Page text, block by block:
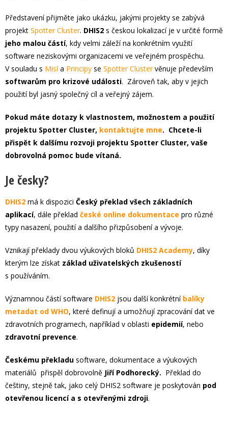
Představení přijměte jako ukázku, jakými projekty se zabývá
projekt Spotter Cluster. DHIS2 s českou lokalizací je v určité formě
jeho malou částí, kdy velmi záleží na konkrétním využití
software neziskovými organizacemi ve veřejném prospěchu.
V souladu s Misía Principy se Spotter Clustervěnuje především
softwarům pro krizové události. Zároveň tak, aby v jejich
použití byl jasný společný cíl a veřejný zájem.
Pokud máte dotazy k vlastnostem, možnostem a použití
projektu Spotter Cluster, kontaktujte mne. Chcete-li
přispět k dalšímu rozvoji projektu Spotter Cluster, vaše
dobrovolná pomoc bude vítaná.
Je česky?
DHIS2 má k dispozici Český překlad všech základních
aplikací, dále překlad české online dokumentace pro různé
typy nasazení, použití a dalšího přizpůsobení a vývoje.
Vznikají překlady dvou výukových bloků DHIS2 Academy, díky
kterým lze získat základ uživatelských zkušeností
s používáním.
Významnou částí software DHIS2 jsou další konkrétní balíky
metadat od WHO, které definují a umožňují zpracování dat ve
zdravotních programech, například v oblasti epidemií, nebo
zdravotní prevence.
Českému překladu software, dokumentace a výukových
materiálů přispěl dobrovolně Jiří Podhorecký. Překlad do
češtiny, stejně tak, jako celý DHIS2 software je poskytován pod
otevřenou licencí a s otevřenými zdroji.